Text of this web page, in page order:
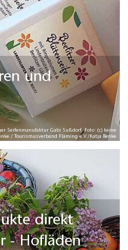
und
Seifenmanufaktur Gabi Sußdorf, Foto: (c) keine
/ Tourismusverband Fläming e.V./Katja Benke
direkt
- Hofläden